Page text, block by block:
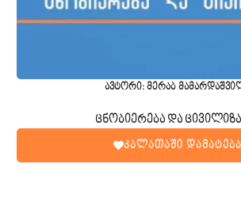
ავტორი: მერაბ
ცნობიერება და
კალათაში დამატება